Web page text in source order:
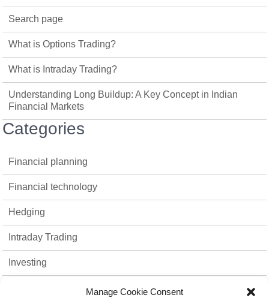
Manage Cookie Consent
Search page
What is Options Trading?
What is Intraday Trading?
Understanding Long Buildup: A Key Concept in Indian
Financial Markets
Categories
Financial planning
Financial technology
Hedging
Intraday Trading
Investing